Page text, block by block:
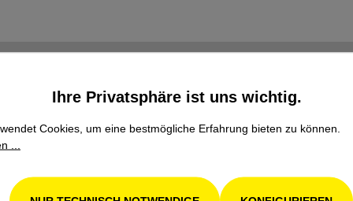
Familienbetrieb
Ihre Privatsphäre ist uns wichtig.
Cookies, um eine bestmögliche Erfahrung bieten zu können.
...